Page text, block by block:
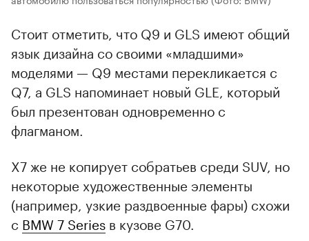
Стоит отметить, что Q9 и GLS имеют общий
язык дизайна со своими «младшими»
моделями — Q9 местами перекликается с
Q7, а GLS напоминает новый GLE, который
был презентован одновременно с
флагманом.
X7 же не копирует собратьев среди SUV, но
некоторые художественные элементы
(например, узкие раздвоенные фары) схожи
с BMW 7 Series в кузове G70.